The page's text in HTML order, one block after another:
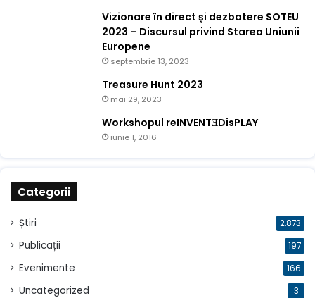
Vizionare în direct și dezbatere SOTEU
2023 – Discursul privind Starea Uniunii
Europene
septembrie 13, 2023
Treasure Hunt 2023
mai 29, 2023
Workshopul reINVENTƎDisPLAY
iunie 1, 2016
Categorii
Știri 2.873
Publicații 197
Evenimente 166
Uncategorized 3